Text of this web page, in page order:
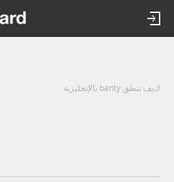
كيف تنطق banty بالإنجليزية